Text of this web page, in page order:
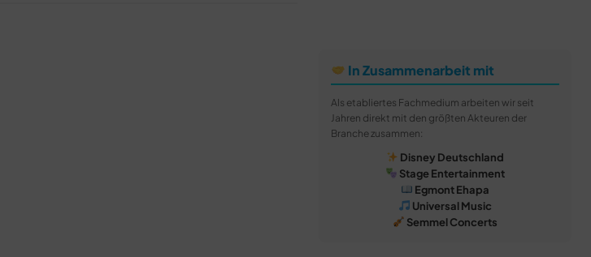
In Zusammenarbeit mit
Als etabliertes Fachmedium arbeiten wir seit
Jahren direkt mit den größten Akteuren der
Branche zusammen:
Disney Deutschland
Stage Entertainment
Egmont Ehapa
Universal Music
Semmel Concerts